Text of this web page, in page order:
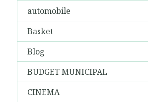
automobile
Basket
Blog
BUDGET MUNICIPAL
CINEMA